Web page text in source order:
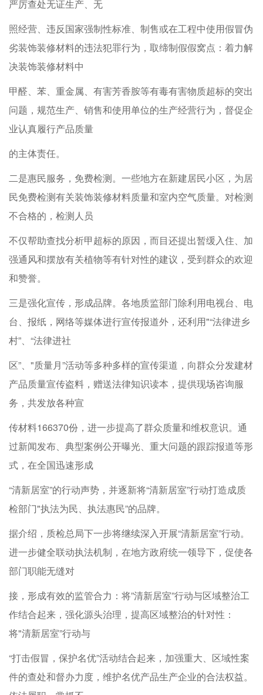
严厉查处无证生产、无
照经营、违反国家强制性标准、制售或在工程中使用假冒伪
劣装饰装修材料的违法犯罪行为，取缔制假假窝点：着力解
决装饰装修材料中
甲醛、苯、重金属、有害芳香胺等有毒有害物质超标的突出
问题，规范生产、销售和使用单位的生产经营行为，督促企
业认真履行产品质量
的主体责任。
二是惠民服务，免费检测。一些地方在新建居民小区，为居
民免费检测有关装饰装修材料质量和室内空气质量。对检测
不合格的，检测人员
不仅帮助查找分析甲超标的原因，而目还提出暂缓入住、加
强通风和摆放有关植物等有针对性的建议，受到群众的欢迎
和赞誉。
三是强化宣传，形成品牌。各地质监部门除利用电视台、电
台、报纸，网络等媒体进行宣传报道外，还利用"“法律进乡
村”、“法律进社
区”、"质量月”活动等多种多样的宣传渠道，向群众分发建材
产品质量宣传盗料，赠送法律知识读本，提供现场咨询服
务，共发放各种宣
传材料166370份，进一步提高了群众质量和维权意识。通
过新闻发布、典型案例公开曝光、重大问题的跟踪报道等形
式，在全国迅速形成
“清新居室”的行动声势，并逐新将“清新居室”行动打造成质
检部门"执法为民、执法惠民”的品牌。
据介绍，质检总局下一步将继续深入开展“清新居室”行动。
进一步健全联动执法机制，在地方政府统一领导下，促使各
部门职能无缝对
接，形成有效的监管合力：将”清新居室”行动与区域整治工
作结合起来，强化源头治理，提高区域整治的针对性：
将"清新居室”行动与
“打击假冒，保护名优”活动结合起来，加强重大、区域性案
件的查处和督办力度，维护名优产品生产企业的合法权益。